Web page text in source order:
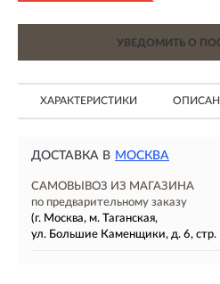
УВЕДОМИТЬ О
ХАРАКТЕРИСТИКИ
ДОСТАВКА В МОСКВА
САМОВЫВОЗ ИЗ МАГАЗИНА
по предварительному заказу
(г. Москва, м. Таганская,
ул. Большие Каменщики, д. 6, стр.